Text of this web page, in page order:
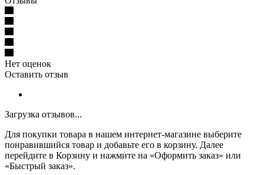
Нет оценок
Оставить отзыв
Загрузка отзывов...
Для покупки товара в нашем интернет-магазине выберите
понравившийся товар и добавьте его в корзину. Далее
перейдите в Корзину и нажмите на «Оформить заказ» или
«Быстрый заказ».